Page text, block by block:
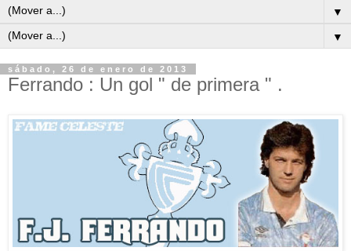
▼
▼
sábado, 26 de enero de 2013
Ferrando : Un gol " de primera " .